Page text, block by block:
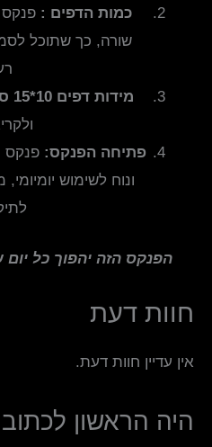
כמות הדפים :
שורה, כך שתוכל
מידות דפים 10*15 ס"מ:
פתיחה הפנקס: פנקס
ונוח לשימוש
הפנקס הזה יהפוך כל יום
חוות דעת
אין עדיין חוות דעת.
היה הראשון